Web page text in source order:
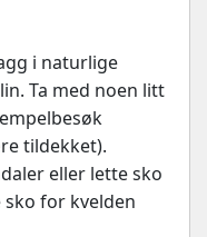
i naturlige
Ta med noen litt
tildekket).
eller lette sko
for kvelden